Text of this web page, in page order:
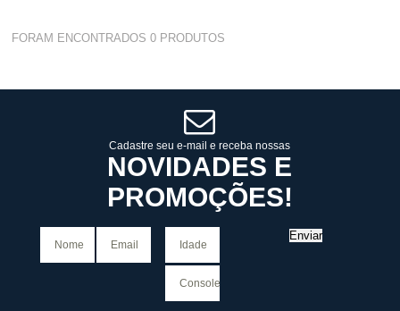
FORAM ENCONTRADOS0 PRODUTOS
Cadastre seu e-mail e receba nossas
NOVIDADES E
PROMOÇÕES!
Enviar